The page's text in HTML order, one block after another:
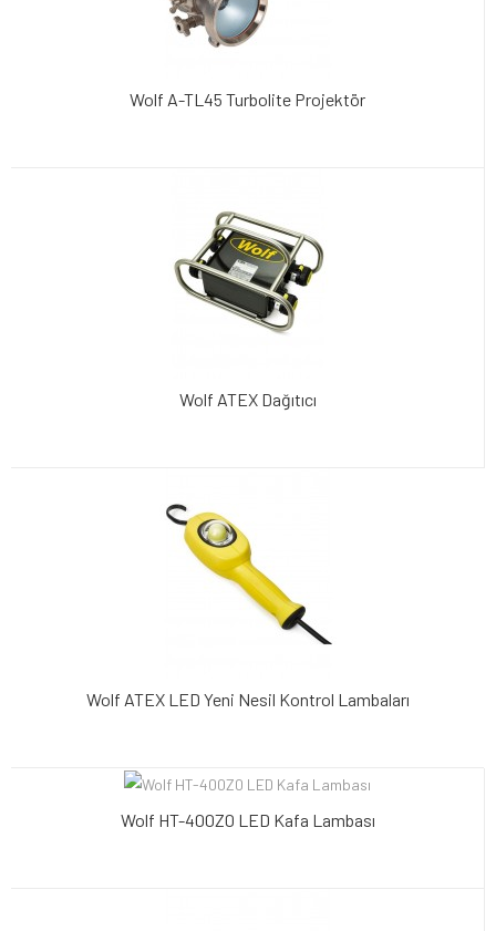
Wolf A-TL45 Turbolite Projektör
Wolf ATEX Dağıtıcı
Wolf ATEX LED Yeni Nesil Kontrol Lambaları
Wolf HT-400Z0 LED Kafa Lambası